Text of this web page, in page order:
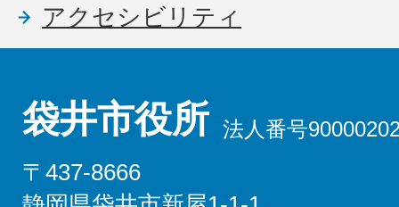
アクセシビリティ
袋井市役所 法人番号
〒437-8666